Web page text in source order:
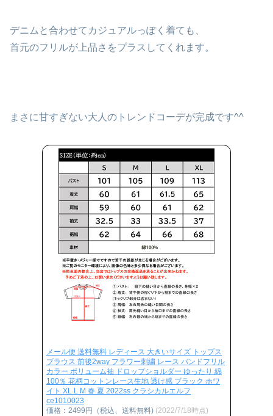
デニムと合わせてカジュアルっぽく着ても、
首元のフリルが上品さをプラスしてくれます。
まさに甘すぎない大人のトレンドコーデが完成です^^
メール便 送料無料 レディース 大きいサイズ トップス
ブラウス 前後2way フラワー刺繍 レース バンドフリル
カラー ボリューム袖 ドロップショルダー ゆったり 綿
100％ 花柄コットンレース生地 透け感 ブラック ホワ
イト XL L M 春 夏 2022ss クラシカルエルフ
ce1010023
価格：2499円（税込、送料無料) (2022/7/18時点)